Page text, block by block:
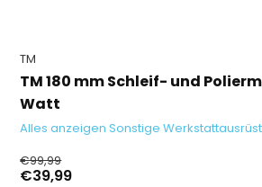
TM
TM 180 mm Schleif- und
Watt
Alles anzeigen Sonstige
€99,99
€39,99